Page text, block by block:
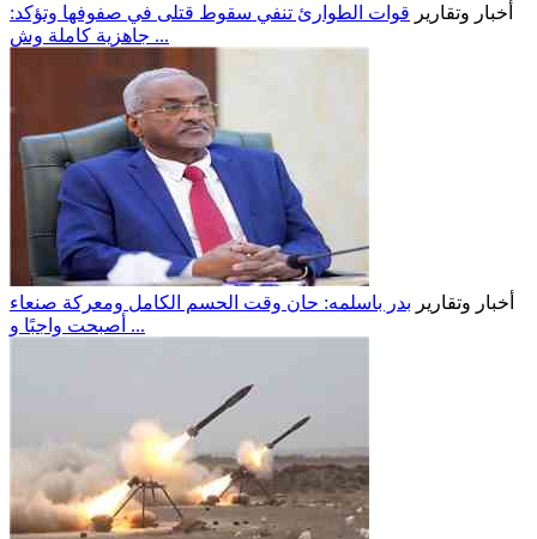
أخبار وتقارير قوات الطوارئ تنفي سقوط قتلى في صفوفها وتؤكد:
جاهزية كاملة وش ...
أخبار وتقارير بدر باسلمه: حان وقت الحسم الكامل ومعركة صنعاء
أصبحت واجبًا و ...